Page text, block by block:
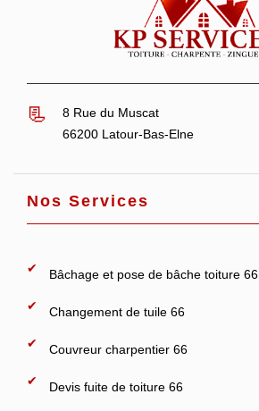
8 Rue du Muscat
66200 Latour-Bas-Elne
Nos Services
Bâchage et pose de bâche toiture 66
Changement de tuile 66
Couvreur charpentier 66
Devis fuite de toiture 66